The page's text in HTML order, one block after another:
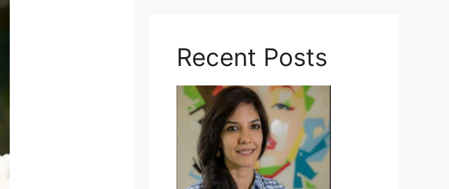
Recent Posts